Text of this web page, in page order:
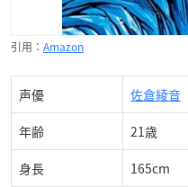
引用： Amazon
声優 佐倉綾音
年齢 21歳
身長 165cm